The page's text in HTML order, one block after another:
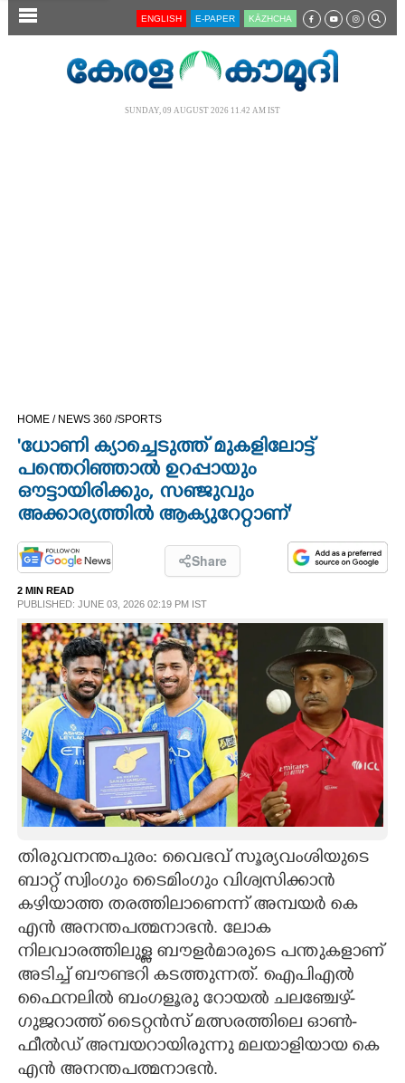
SECTIONS
CINEMA
OPINION
SPIRITUAL
INFO+
ART
ASTRO
LITERATURE
ZOOM
CONTACT US
ENGLISH E-PAPER KĀZHCHA
SUNDAY, 09 AUGUST 2026 11.42 AM IST
HOME / NEWS 360 /SPORTS
'ധോണി ക്യാച്ചെടുത്ത് മുകളിലോട്ട്
പന്തെറിഞ്ഞാൽ ഉറപ്പായും
ഔട്ടായിരിക്കും, സഞ്ജുവും
അക്കാര്യത്തിൽ ആക്യുറേറ്റാണ്'
Share
2 MIN READ
PUBLISHED: JUNE 03, 2026 02:19 PM IST
തിരുവനന്തപുരം: വൈഭവ് സൂര്യവംശിയുടെ
ബാറ്റ് സ്വിംഗും ടൈമിംഗും വിശ്വസിക്കാൻ
കഴിയാത്ത തരത്തിലാണെന്ന് അമ്പയർ കെ
എൻ അനന്തപത്മനാഭൻ. ലോക
നിലവാരത്തിലുള്ള ബൗളർമാരുടെ പന്തുകളാണ്
അടിച്ച് ബൗണ്ടറി കടത്തുന്നത്. ഐപിഎൽ
ഫൈനലിൽ ബംഗളൂരു റോയൽ ചലഞ്ചേഴ്-
ഗുജറാത്ത് ടൈറ്റൻസ് മത്സരത്തിലെ ഓൺ-
ഫീൽ‌ഡ് അമ്പയറായിരുന്നു മലയാളിയായ കെ
എൻ അനന്തപത്മനാഭൻ.